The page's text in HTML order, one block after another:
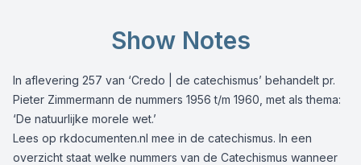
Show Notes
In aflevering 257 van ‘Credo | de catechismus’ behandelt pr.
Pieter Zimmermann de nummers 1956 t/m 1960, met als thema:
‘De natuurlijke morele wet.’
Lees op rkdocumenten.nl mee in de catechismus. In een
overzicht staat welke nummers van de Catechismus wanneer